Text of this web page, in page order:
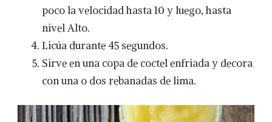
poco la velocidad hasta 10 y luego, hasta
nivel Alto.
Licúa durante 45 segundos.
Sirve en una copa de coctel enfriada y decora
con una o dos rebanadas de lima.